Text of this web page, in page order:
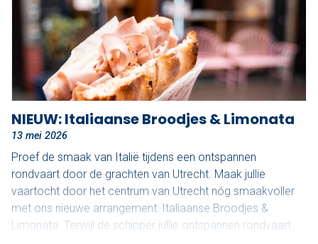
NIEUW: Italiaanse Broodjes & Limonata
13 mei 2026
Proef de smaak van Italië tijdens een ontspannen
rondvaart door de grachten van Utrecht. Maak jullie
vaartocht door het centrum van Utrecht nóg smaakvoller
met ons nieuwe arrangement: Italiaanse Broodjes &
Limonata. Terwijl de schipper jullie ontspannen rondvaart